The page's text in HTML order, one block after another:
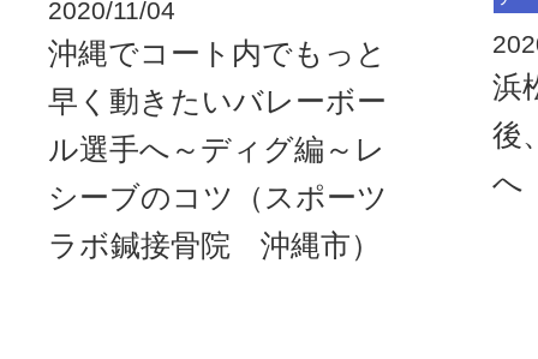
2020/11/04
沖縄でコート内でもっと
早く動きたいバレーボー
ル選手へ～ディグ編～レ
シーブのコツ（スポーツ
ラボ鍼接骨院 沖縄市）
浜
後
へ